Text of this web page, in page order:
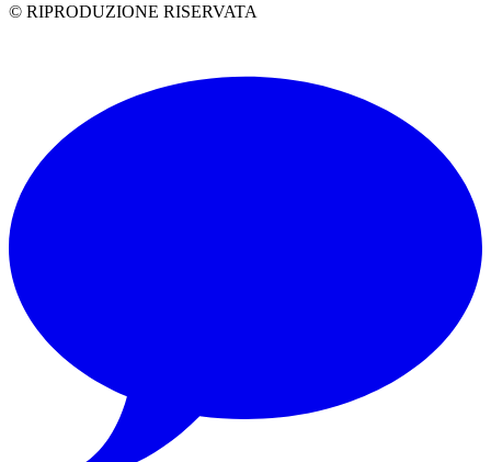
© RIPRODUZIONE RISERVATA